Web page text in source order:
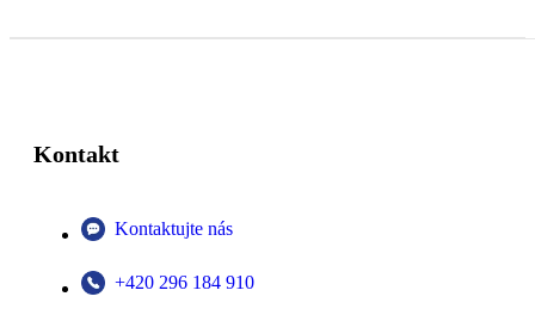
Kontakt
Kontaktujte nás
+420 296 184 910